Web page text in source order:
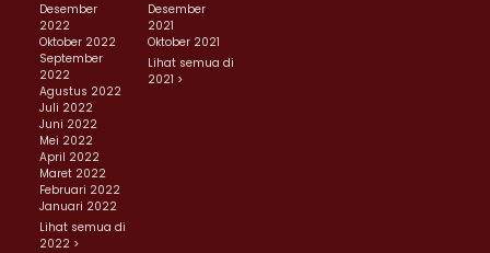
Desember
2022
Oktober 2022
September
2022
Agustus 2022
Juli 2022
Juni 2022
Mei 2022
April 2022
Maret 2022
Februari 2022
Januari 2022
Lihat semua di
2022 >
Desember
2021
Oktober 2021
Lihat semua di
2021 >